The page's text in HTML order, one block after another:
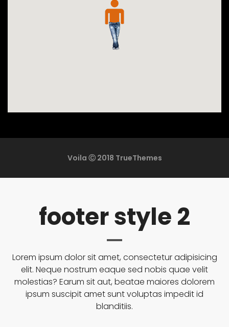
Voila Ⓒ 2018 TrueThemes
footer style 2
Lorem ipsum dolor sit amet, consectetur adipisicing
elit. Neque nostrum eaque sed nobis quae velit
molestias? Earum sit aut, beatae maiores dolorem
ipsum suscipit amet sunt voluptas impedit id
blanditiis.